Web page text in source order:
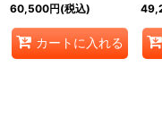
60,500円(税込)
カートに入れる